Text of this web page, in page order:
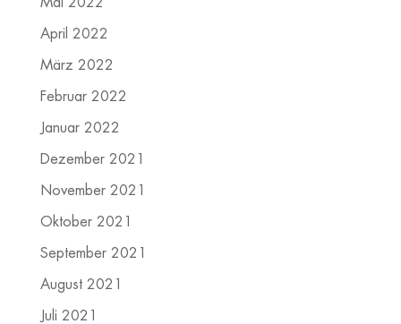
April 2022
März 2022
Februar 2022
Januar 2022
Dezember 2021
November 2021
Oktober 2021
September 2021
August 2021
Juli 2021